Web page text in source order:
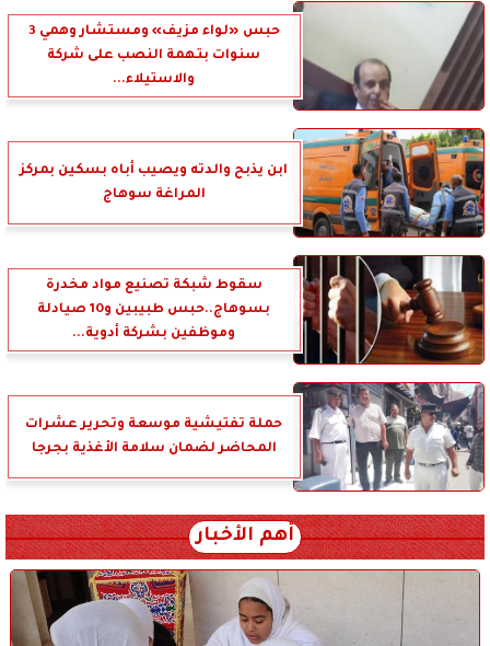
حبس «لواء مزيف» ومستشار وهمي 3
سنوات بتهمة النصب على شركة
والاستيلاء...
ابن يذبح والدته ويصيب أباه بسكين بمركز
المراغة سوهاج
سقوط شبكة تصنيع مواد مخدرة
بسوهاج..حبس طبيبين و10 صيادلة
وموظفين بشركة أدوية...
حملة تفتيشية موسعة وتحرير عشرات
المحاضر لضمان سلامة الأغذية بجرجا
أهم الأخبار